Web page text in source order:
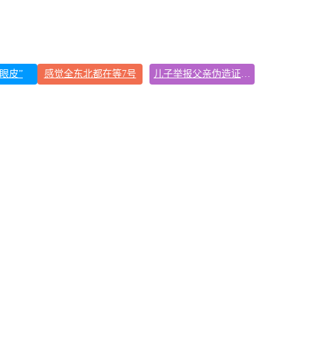
皮” 感觉全东北都在等7号 儿子举报父亲伪造证件为私生子落户